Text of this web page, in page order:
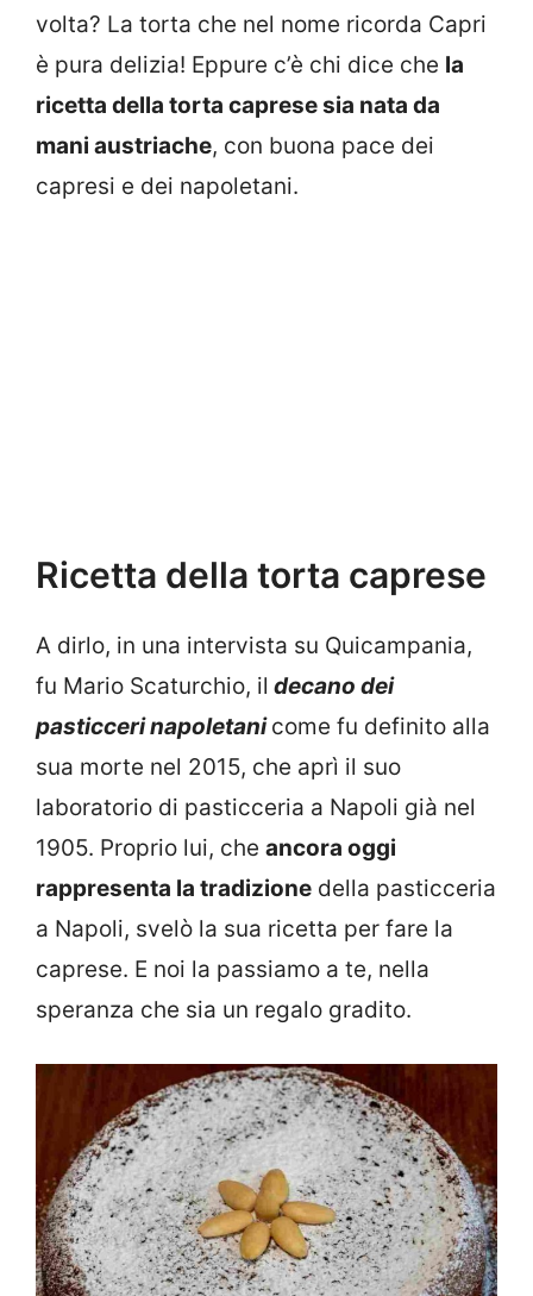
volta? La torta che nel nome ricorda Capri
è pura delizia! Eppure c’è chi dice che la
ricetta della torta caprese sia nata da
mani austriache, con buona pace dei
capresi e dei napoletani.
Ricetta della torta caprese
A dirlo, in una intervista su Quicampania,
fu Mario Scaturchio, il decano dei
pasticceri napoletani come fu definito alla
sua morte nel 2015, che aprì il suo
laboratorio di pasticceria a Napoli già nel
1905. Proprio lui, che ancora oggi
rappresenta la tradizione della pasticceria
a Napoli, svelò la sua ricetta per fare la
caprese. E noi la passiamo a te, nella
speranza che sia un regalo gradito.